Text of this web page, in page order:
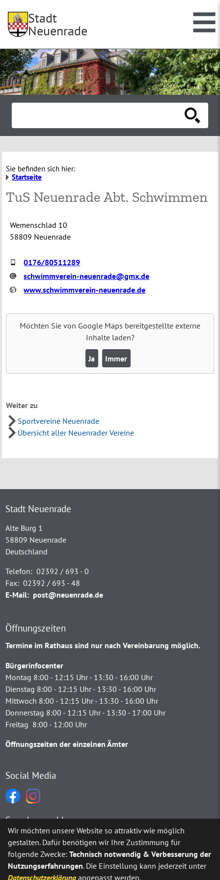
Stadt
Neuenrade
Sie befinden sich hier:
Startseite
TuS Neuenrade Abt. Schwimmen
Wemenschlad 10
58809 Neuenrade
0176/80511289
schwimmverein-neuenrade@gmx.de
www.schwimmverein-neuenrade.de
Möchten Sie von Google Maps bereitgestellte externe
Inhalte laden?
Ja Immer
Weiter zu
Sportvereine Neuenrade
Übersicht aller Neuenrader Vereine
Stadt Neuenrade
Alte Burg 1
58809 Neuenrade
Deutschland
Telefon: 02392 / 693 - 0
Fax: 02392 / 693 - 48
E-Mail: post@neuenrade.de
Öffnungszeiten
Termine im Rathaus sind nur nach Vereinbarung möglich.
Bürgerinfocenter
Montag 8:00 - 12:15 Uhr - 13:30 - 16:00 Uhr
Dienstag 8:00 - 12:15 Uhr - 13:30 - 16:00 Uhr
Mittwoch 8:00 - 12:15 Uhr - 13:30 - 16:00 Uhr
Donnerstag 8:00 - 12:15 Uhr - 13:30 - 17:00 Uhr
Freitag 8:00 - 12:00 Uhr
Öffnungszeiten der einzelnen Ämter
Social Media
Sprachauswahl
Möchten Sie vonGoogle Translate bereitgestellte externe
Ja Immer
Wir möchten unsere Website so attraktiv wie möglich
gestalten. Dafür benötigen wir Ihre Zustimmung für
folgende Zwecke:Technisch notwendig & Verbesserung der
Nutzungserfahrungen. Die Einstellung kann jederzeit unter
Datenschutzerklärung angepasst werden.